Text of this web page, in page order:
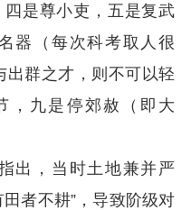
是尊小吏，五是复武
器（每次科考取人很
出群之才，则不可以轻
，九是停郊赦（即大
，当时土地兼并严
者不耕”，导致阶级对